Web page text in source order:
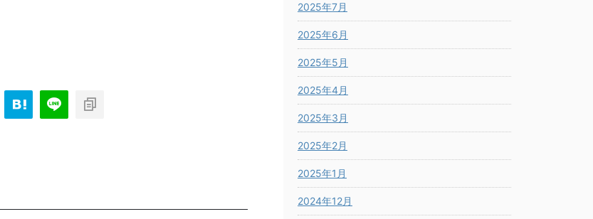
2025年7月
2025年6月
2025年5月
2025年4月
2025年3月
2025年2月
2025年1月
2024年12月